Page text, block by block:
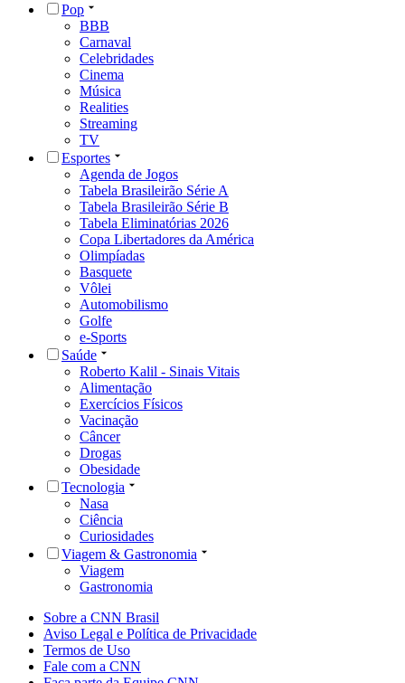
Pop
BBB
Carnaval
Celebridades
Cinema
Música
Realities
Streaming
TV
Esportes
Agenda de Jogos
Tabela Brasileirão Série A
Tabela Brasileirão Série B
Tabela Eliminatórias 2026
Copa Libertadores da América
Olimpíadas
Basquete
Vôlei
Automobilismo
Golfe
e-Sports
Saúde
Roberto Kalil - Sinais Vitais
Alimentação
Exercícios Físicos
Vacinação
Câncer
Drogas
Obesidade
Tecnologia
Nasa
Ciência
Curiosidades
Viagem & Gastronomia
Viagem
Gastronomia
Sobre a CNN Brasil
Aviso Legal e Política de Privacidade
Termos de Uso
Fale com a CNN